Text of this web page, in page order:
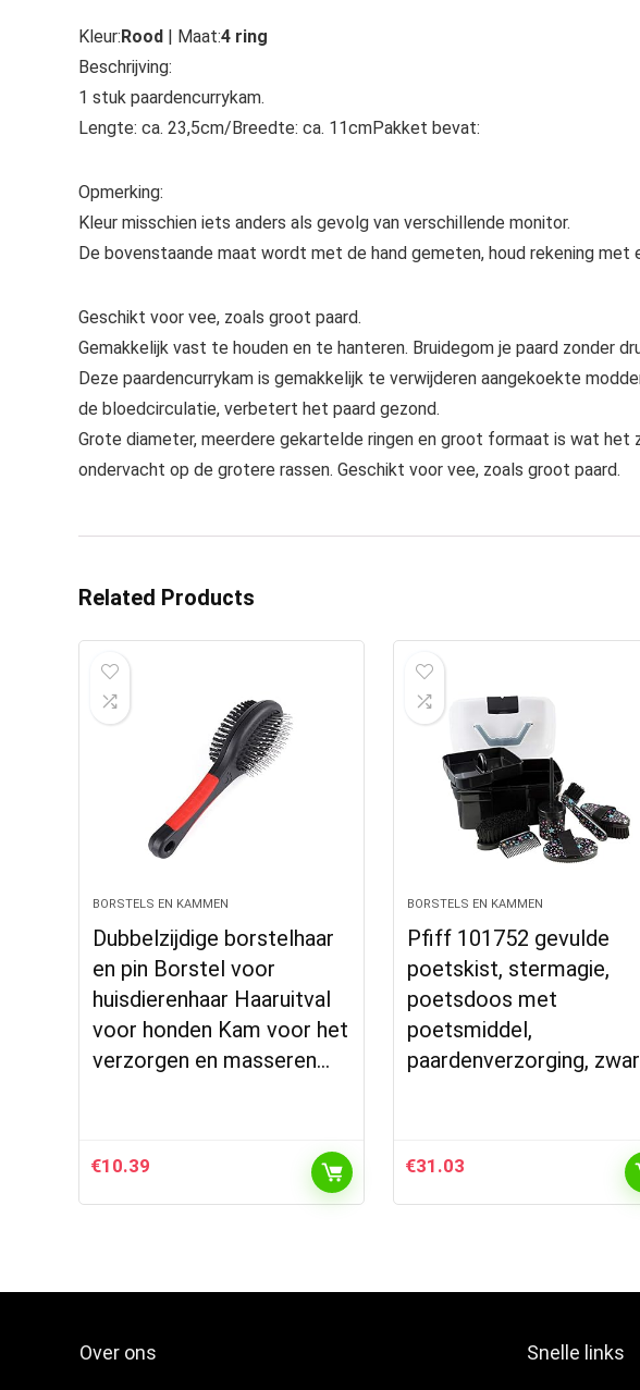
Kleur:Rood | Maat:4 ring
Beschrijving:
1 stuk paardencurrykam.
Lengte: ca. 23,5cm/Breedte: ca. 11cmPakket bevat:
Opmerking:
Kleur misschien iets anders als gevolg van verschillende monitor.
De bovenstaande maat wordt met de hand gemeten, houd rekening met
Geschikt voor vee, zoals groot paard.
Gemakkelijk vast te houden en te hanteren. Bruidegom je paard zonder
Deze paardencurrykam is gemakkelijk te verwijderen aangekoekte
de bloedcirculatie, verbetert het paard gezond.
Grote diameter, meerdere gekartelde ringen en groot formaat is wat
ondervacht op de grotere rassen. Geschikt voor vee, zoals groot paard.
Related Products
BORSTELS EN KAMMEN
Dubbelzijdige borstelhaar
en pin Borstel voor
huisdierenhaar Haaruitval
voor honden Kam voor het
verzorgen en masseren…
€10.39
BORSTELS EN KAMMEN
Pfiff 101752 gevulde
poetskist, stermagie,
poetsdoos met
poetsmiddel,
paardenverzorging,
€31.03
Over ons Snelle links